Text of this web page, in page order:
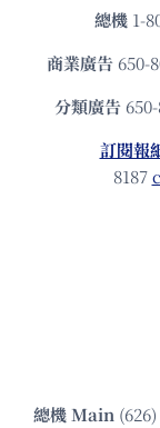
總機 1-
商業廣告 650-
分類廣告
訂閱報
8187
總機Main